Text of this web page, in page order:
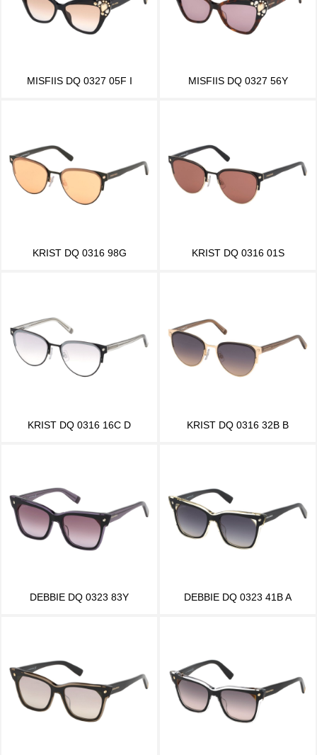
MISFIIS DQ 0327 05F I MISFIIS DQ 0327 56Y
KRIST DQ 0316 98G KRIST DQ 0316 01S
KRIST DQ 0316 16C D KRIST DQ 0316 32B B
DEBBIE DQ 0323 83Y DEBBIE DQ 0323 41B A